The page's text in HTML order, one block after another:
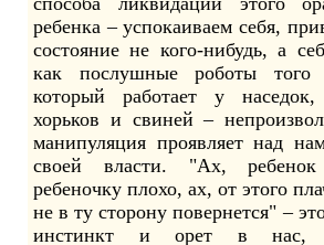
ребенка – успокаиваем себя,
состояние не кого-нибудь, а
как послушные роботы того
который работает у
хорьков и свиней –
манипуляция проявляет над
своей власти. "Ах, ребенок
ребеночку плохо, ах, от этого
не в ту сторону повернется" –
инстинкт и орет в нас,